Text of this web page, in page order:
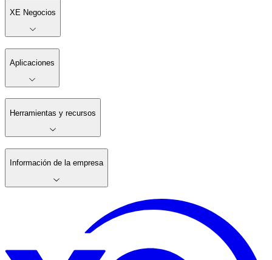
XE Negocios
Aplicaciones
Herramientas y recursos
Información de la empresa